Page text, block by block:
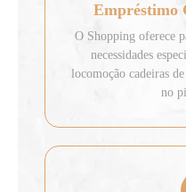
Empréstimo
O Shopping oferece
necessidades
locomoção cadeiras
no